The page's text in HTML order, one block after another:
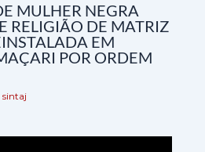
MULHER NEGRA
RELIGIÃO DE MATRIZ
EM
POR ORDEM
sintaj